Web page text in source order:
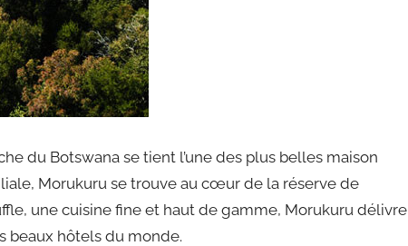
du Botswana se tient l’une des plus belles maison
Morukuru se trouve au cœur de la réserve de
une cuisine fine et haut de gamme, Morukuru délivre
beaux hôtels du monde.